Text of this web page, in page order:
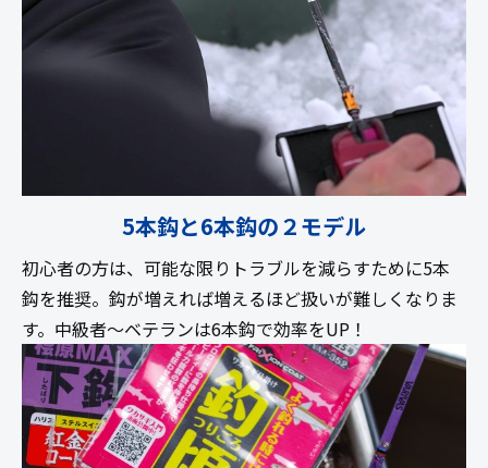
5本鈎と6本鈎の２モデル
初心者の方は、可能な限りトラブルを減らすために5本
鈎を推奨。鈎が増えれば増えるほど扱いが難しくなりま
す。中級者〜ベテランは6本鈎で効率をUP！